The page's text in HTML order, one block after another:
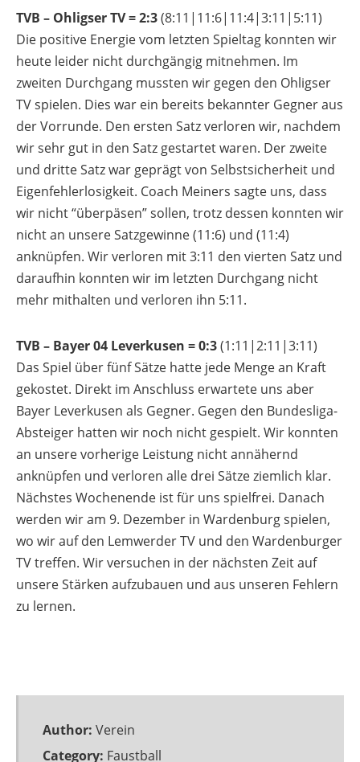
TVB – Ohligser TV = 2:3(8:11|11:6|11:4|3:11|5:11)
Die positive Energie vom letzten Spieltag konnten wir
heute leider nicht durchgängig mitnehmen. Im
zweiten Durchgang mussten wir gegen den Ohligser
TV spielen. Dies war ein bereits bekannter Gegner aus
der Vorrunde. Den ersten Satz verloren wir, nachdem
wir sehr gut in den Satz gestartet waren. Der zweite
und dritte Satz war geprägt von Selbstsicherheit und
Eigenfehlerlosigkeit. Coach Meiners sagte uns, dass
wir nicht “überpäsen” sollen, trotz dessen konnten wir
nicht an unsere Satzgewinne (11:6) und (11:4)
anknüpfen. Wir verloren mit 3:11 den vierten Satz und
daraufhin konnten wir im letzten Durchgang nicht
mehr mithalten und verloren ihn 5:11.
TVB – Bayer 04 Leverkusen =0:3(1:11|2:11|3:11)
Das Spiel über fünf Sätze hatte jede Menge an Kraft
gekostet. Direkt im Anschluss erwartete uns aber
Bayer Leverkusen als Gegner. Gegen den Bundesliga-
Absteiger hatten wir noch nicht gespielt. Wir konnten
an unsere vorherige Leistung nicht annähernd
anknüpfen und verloren alle drei Sätze ziemlich klar.
Nächstes Wochenende ist für uns spielfrei. Danach
werden wir am 9. Dezember in Wardenburg spielen,
wo wir auf den Lemwerder TV und den Wardenburger
TV treffen. Wir versuchen in der nächsten Zeit auf
unsere Stärken aufzubauen und aus unseren Fehlern
zu lernen.
Author: Verein
Category: Faustball